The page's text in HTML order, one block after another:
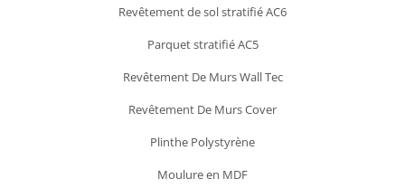
Revêtement de sol stratifié AC6
Parquet stratifié AC5
Revêtement De Murs Wall Tec
Revêtement De Murs Cover
Plinthe Polystyrène
Moulure en MDF